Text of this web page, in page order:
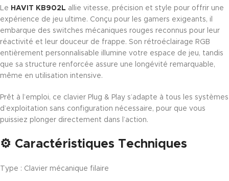
Le HAVIT KB902L allie vitesse, précision et style pour offrir une
expérience de jeu ultime. Conçu pour les gamers exigeants, il
embarque des switches mécaniques rouges reconnus pour leur
réactivité et leur douceur de frappe. Son rétroéclairage RGB
entièrement personnalisable illumine votre espace de jeu, tandis
que sa structure renforcée assure une longévité remarquable,
même en utilisation intensive.
Prêt à l’emploi, ce clavier Plug & Play s’adapte à tous les systèmes
d’exploitation sans configuration nécessaire, pour que vous
puissiez plonger directement dans l’action.
⚙️ Caractéristiques Techniques
Type : Clavier mécanique filaire